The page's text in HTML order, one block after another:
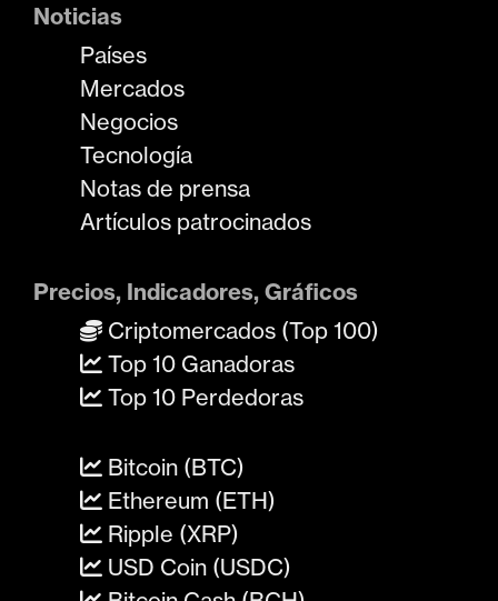
Noticias
Países
Mercados
Negocios
Tecnología
Notas de prensa
Artículos patrocinados
Precios, Indicadores, Gráficos
Criptomercados (Top 100)
Top 10 Ganadoras
Top 10 Perdedoras
Bitcoin (BTC)
Ethereum (ETH)
Ripple (XRP)
USD Coin (USDC)